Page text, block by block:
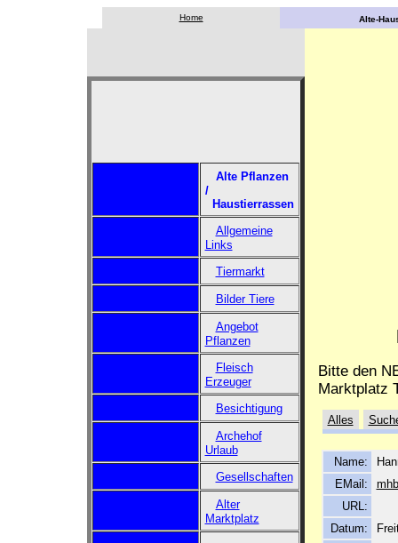
Home Alte-
Alte Pflanzen
/
Haustierrassen
Allgemeine
Links
Tiermarkt
Bilder Tiere
Angebot
Pflanzen
Fleisch
Erzeuger
Besichtigung
Archehof
Urlaub
Gesellschaften
Alter
Marktplatz
Bitte den
Marktplatz
Alles
Name:
EMail:
URL:
Datum: